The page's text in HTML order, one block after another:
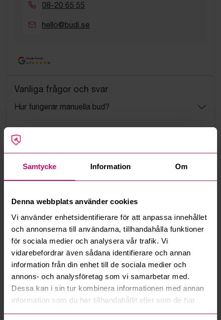
Samtycke Information Om
Denna webbplats använder cookies
Vi använder enhetsidentifierare för att anpassa innehållet
och annonserna till användarna, tillhandahålla funktioner
för sociala medier och analysera vår trafik. Vi
vidarebefordrar även sådana identifierare och annan
information från din enhet till de sociala medier och
annons- och analysföretag som vi samarbetar med.
Dessa kan i sin tur kombinera informationen med annan
information som du har tillhandahållit eller som de har
samlat in när du har använt deras tjänster.
08-20 65 55
hello@budi.se
Google Rating
4.5
Vanliga frågor och svar
Hur fungerar manuella bud?
Vad innebär serviceavgift?
Kan jag ångra ett bud?
Kan ni frakta mina vunna objekt?
Läs fler frågor och svar